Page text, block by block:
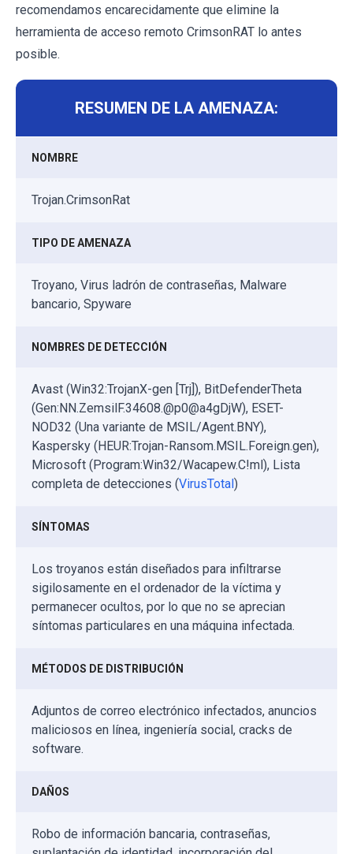
recomendamos encarecidamente que elimine la
herramienta de acceso remoto CrimsonRAT lo antes
posible.
RESUMEN DE LA AMENAZA:
NOMBRE
Trojan.CrimsonRat
TIPO DE AMENAZA
Troyano, Virus ladrón de contraseñas, Malware
bancario, Spyware
NOMBRES DE DETECCIÓN
Avast (Win32:TrojanX-gen [Trj]), BitDefenderTheta
(Gen:NN.ZemsilF.34608.@p0@a4gDjW), ESET-
NOD32 (Una variante de MSIL/Agent.BNY),
Kaspersky (HEUR:Trojan-Ransom.MSIL.Foreign.gen),
Microsoft (Program:Win32/Wacapew.C!ml), Lista
completa de detecciones (VirusTotal)
SÍNTOMAS
Los troyanos están diseñados para infiltrarse
sigilosamente en el ordenador de la víctima y
permanecer ocultos, por lo que no se aprecian
síntomas particulares en una máquina infectada.
MÉTODOS DE DISTRIBUCIÓN
Adjuntos de correo electrónico infectados, anuncios
maliciosos en línea, ingeniería social, cracks de
software.
DAÑOS
Robo de información bancaria, contraseñas,